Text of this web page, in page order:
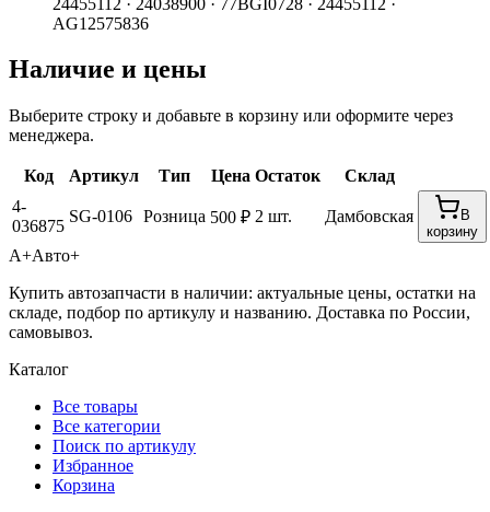
AG12575836
Наличие и цены
Выберите строку и добавьте в корзину или оформите через
менеджера.
Код Артикул Тип Цена Остаток
Склад
4-
036875
SG-0106 Розница 500 ₽ 2 шт. Дамбовская
В
корзину
А+Авто+
Купить автозапчасти в наличии: актуальные цены, остатки на
складе, подбор по артикулу и названию. Доставка по России,
самовывоз.
Каталог
Все товары
Все категории
Поиск по артикулу
Избранное
Корзина